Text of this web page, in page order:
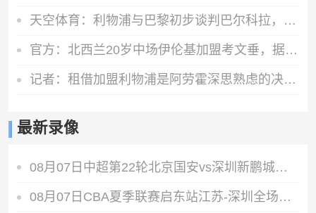
天空体育：利物浦与巴黎初步谈判巴尔科拉，但估值存在巨大差距
官方：北西兰20岁中场伊伦基加盟考文垂，据悉转会费3000万欧
记者：租借加盟利物浦是阿劳霍深思熟虑的决定，红军承担全部工资
最新录像
08月07日中超第22轮北京国安vs深圳新鹏城全场录像
08月07日CBA夏季联赛启东站江苏-深圳全场录像